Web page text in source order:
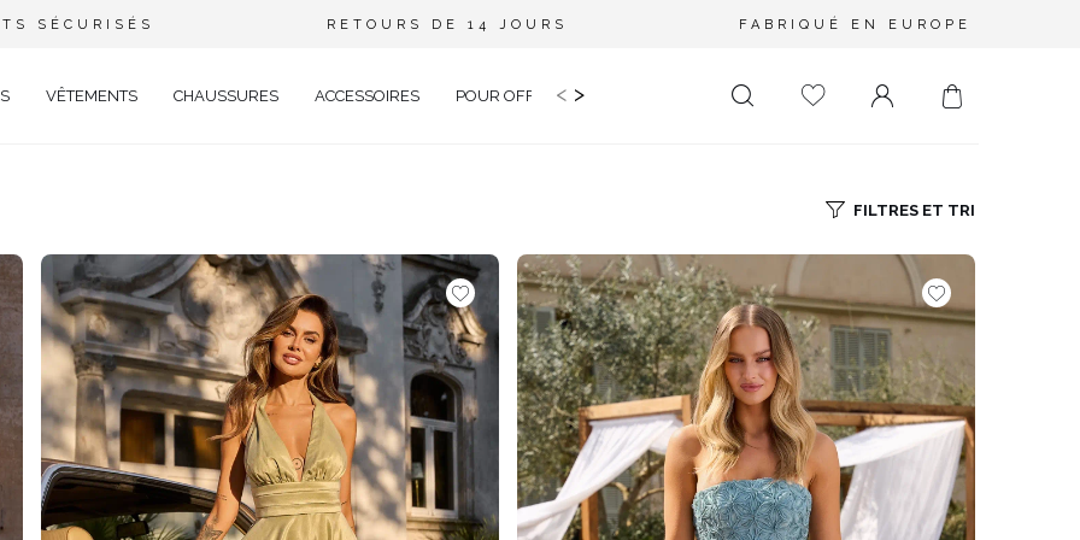
SÉCURISÉS RETOURS DE 14 JOURS FABRIQUÉ EN EUROPE
MINI
MIDI
MAXI
DÉCOLLETÉ
PAS D'ENCOLURE
DANS LE DOS
CARRÉ
ENVELOPPE
DIAMANT
ASYMÉTRIQUE
CARMEN
VÊTEMENTS CHAUSSURES ACCESSOIRES POUR OFFRIR MARIAGE PLUS SIZE SALE
< >
FILTRES ET TRI